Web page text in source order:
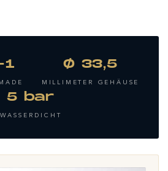
1 Ø 33,5
MILLIMETER GEHÄUSE
5 bar
WASSERDICHT